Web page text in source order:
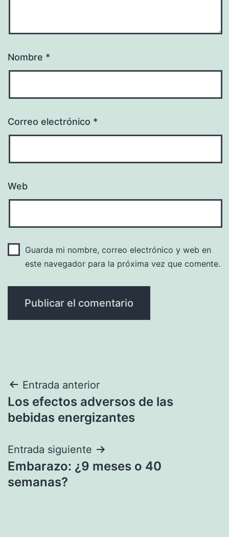
Nombre *
Correo electrónico *
Web
Guarda mi nombre, correo electrónico y web en
este navegador para la próxima vez que comente.
Navegación
de
Entrada anterior
Los efectos adversos de las
bebidas energizantes
Entrada siguiente
Embarazo: ¿9 meses o 40
semanas?